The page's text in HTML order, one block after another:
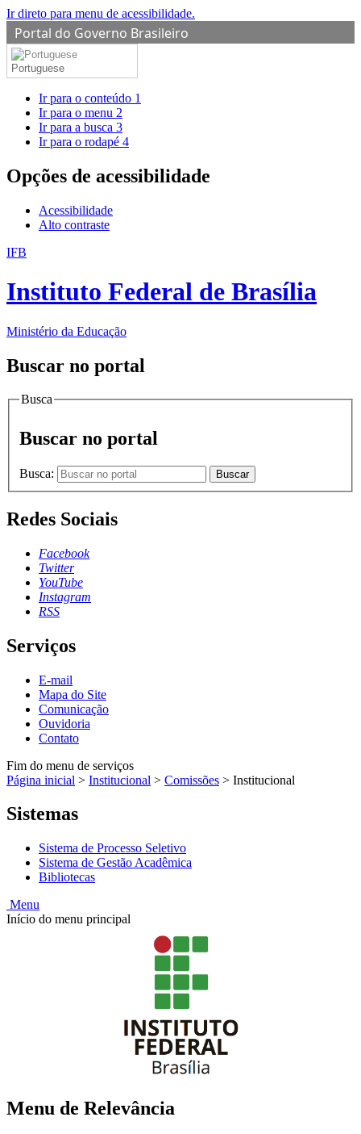
Ir direto para menu de acessibilidade.
Portal do Governo Brasileiro
Portuguese
Ir para o conteúdo 1
Ir para o menu 2
Ir para a busca 3
Ir para o rodapé 4
Opções de acessibilidade
Acessibilidade
Alto contraste
IFB
Instituto Federal de Brasília
Ministério da Educação
Buscar no portal
Busca
Buscar no portal
Busca: Buscar
Redes Sociais
Facebook
Twitter
YouTube
Instagram
RSS
Serviços
E-mail
Mapa do Site
Comunicação
Ouvidoria
Contato
Fim do menu de serviços
Página inicial > Institucional > Comissões > Institucional
Sistemas
Sistema de Processo Seletivo
Sistema de Gestão Acadêmica
Bibliotecas
Menu
Início do menu principal
Menu de Relevância